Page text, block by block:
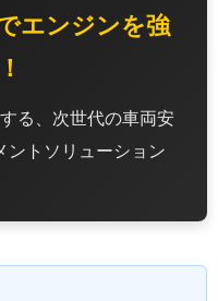
エンジンを強
る、次世代の車両安
ントソリューション